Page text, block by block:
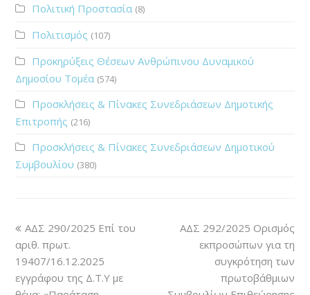
Πολιτική Προστασία (8)
Πολιτισμός (107)
Προκηρύξεις Θέσεων Ανθρώπινου Δυναμικού
Δημοσίου Τομέα (574)
Προσκλήσεις & Πίνακες Συνεδριάσεων Δημοτικής
Επιτροπής (216)
Προσκλήσεις & Πίνακες Συνεδριάσεων Δημοτικού
Συμβουλίου (380)
ΑΔΣ 290/2025 Επί του
αριθ. πρωτ.
19407/16.12.2025
εγγράφου της Δ.Τ.Υ με
ΑΔΣ 292/2025 Ορισμός
εκπροσώπων για τη
συγκρότηση των
πρωτοβάθμιων